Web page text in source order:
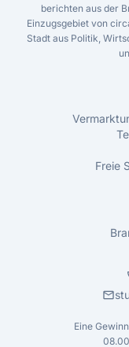
berichten aus der
Einzugsgebiet von
Stadt aus Politik,
Freie
mail
Eine